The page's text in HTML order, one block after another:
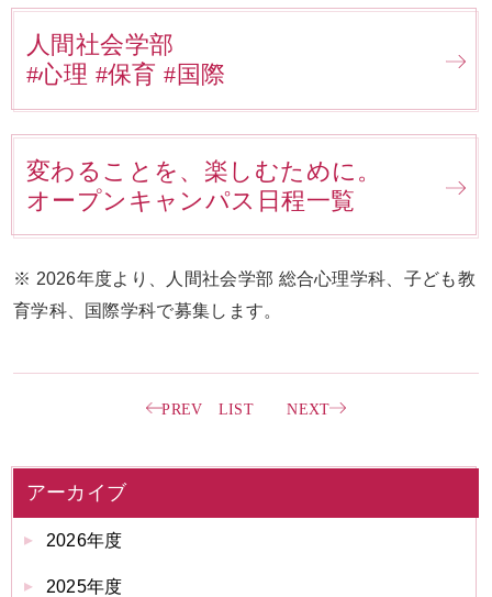
人間社会学部
#心理 #保育 #国際
変わることを、楽しむために。
オープンキャンパス日程一覧
※ 2026年度より、人間社会学部 総合心理学科、子ども教
育学科、国際学科で募集します。
PREV LIST NEXT
アーカイブ
2026年度
2025年度